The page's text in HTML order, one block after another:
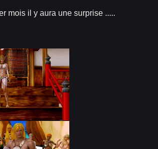
mois il y aura une surprise .....